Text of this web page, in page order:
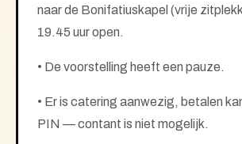
naar de Bonifatiuskapel (vrije
19.45 uur open.
• De voorstelling heeft een pauze.
• Er is catering aanwezig, betalen
PIN — contant is niet mogelijk.